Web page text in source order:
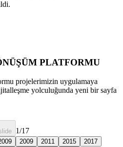
PLATFORMU
projelerimizin uygulamaya
yolculuğunda yeni bir sayfa
1/17
2009 2011 2015
2017